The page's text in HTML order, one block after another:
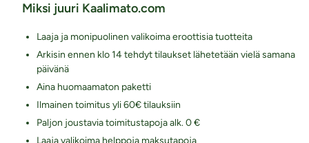
Miksi juuri Kaalimato.com
Laaja ja monipuolinen valikoima eroottisia tuotteita
Arkisin ennen klo 14 tehdyt tilaukset lähetetään vielä samana
päivänä
Aina huomaamaton paketti
Ilmainen toimitus yli 60€ tilauksiin
Paljon joustavia toimitustapoja alk. 0 €